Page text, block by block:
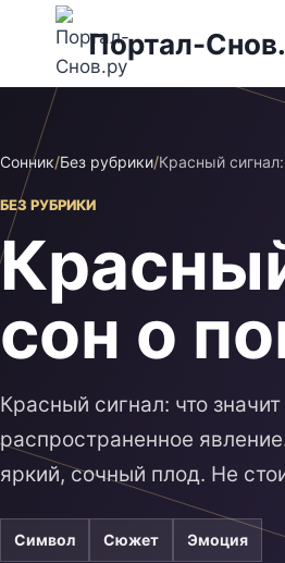
Перейти
содержимому
Портал-
Сонник/Без рубрики/Красный
БЕЗ РУБРИКИ
сон о
Красный сигнал: что
распространенное
яркий, сочный плод. Не
Символ Сюжет Эмоция